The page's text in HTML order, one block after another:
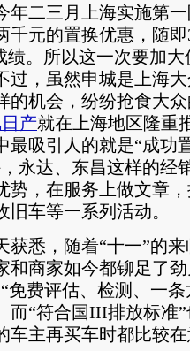
年二三月上海实施第
千元的置换优惠，随
绩。所以这一次要加
过，虽然申城是上海
的机会，纷纷抢食大
产就在上海地区隆重
最吸引人的就是“成功
永达、东昌这样的经
势，在服务上做文章
旧车等一系列活动。
悉，随着“十一”的来
和商家如今都铆足了
“免费评估、检测、一
而“符合国III排放标准
车主再买车时都比较